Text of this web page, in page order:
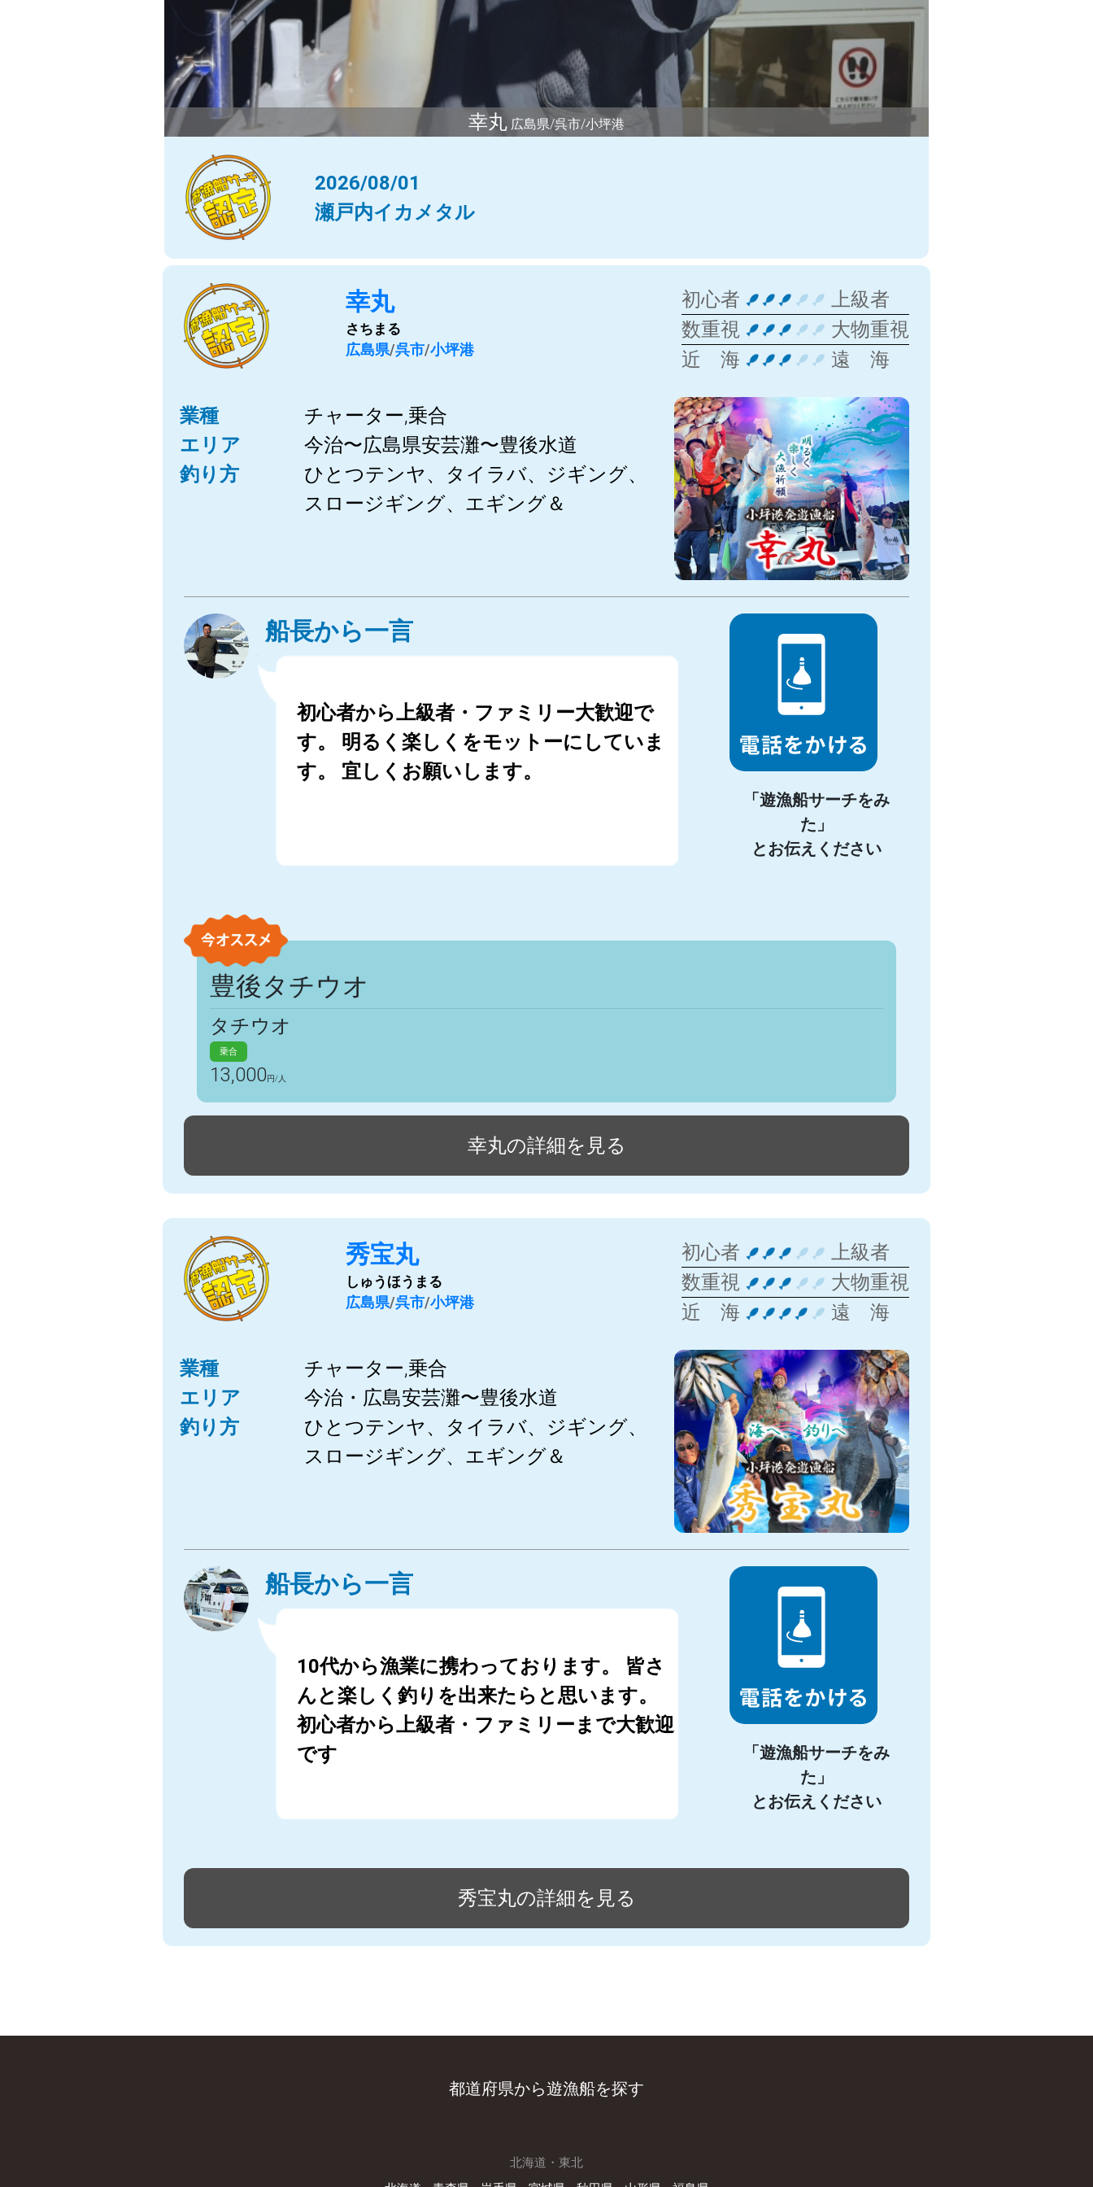
幸丸 広島県/呉市/小坪港
2026/07/31
瀬戸内イカメタル調査便
幸丸
さちまる
広島県/呉市/小坪港
初心者
上級者
数重視
大物重視
近 海
遠 海
業種
チャーター,乗合
エリア
今治〜広島県安芸灘〜豊後水道
釣り方
ひとつテンヤ、タイラバ、ジギング、
スロージギング、エギング＆
船長から一言
初心者から上級者・ファミリー大歓迎で
す。 明るく楽しくをモットーにしていま
す。 宜しくお願いします。
「遊漁船サーチをみ
た」
とお伝えください
豊後タチウオ
タチウオ
乗合
13,000円/人
幸丸の詳細を見る
秀宝丸
しゅうほうまる
広島県/呉市/小坪港
初心者
上級者
数重視
大物重視
近 海
遠 海
業種
チャーター,乗合
エリア
今治・広島安芸灘〜豊後水道
釣り方
ひとつテンヤ、タイラバ、ジギング、
スロージギング、エギング＆
船長から一言
10代から漁業に携わっております。 皆さ
んと楽しく釣りを出来たらと思います。
初心者から上級者・ファミリーまで大歓迎
です
「遊漁船サーチをみ
た」
とお伝えください
秀宝丸の詳細を見る
都道府県から遊漁船を探す
北海道・東北